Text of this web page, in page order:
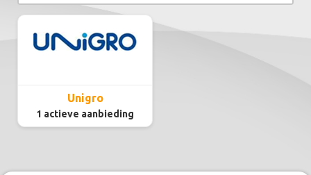
Unigro
1 actieve aanbieding